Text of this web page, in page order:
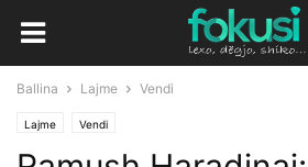
Ballina Lajme Vendi
Lajme Vendi